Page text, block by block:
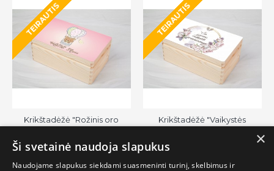
TEIRAUTIS
Krikštadėžė "Rožinis oro
balionas"
22.00€
TEIRAUTIS
Krikštadėžė "Vaikystės
prisiminimai"
×
Ši svetainė naudoja slapukus
Naudojame slapukus siekdami suasmeninti turinį, skelbimus ir